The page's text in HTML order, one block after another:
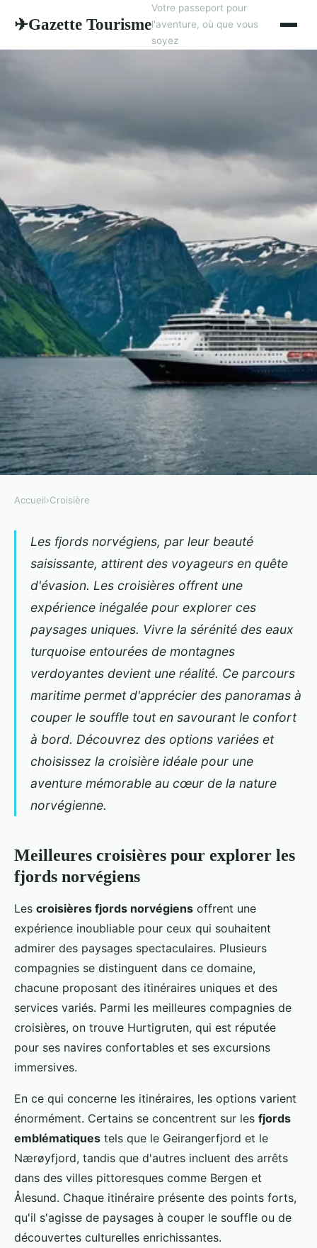
✈Gazette Tourisme
Votre passeport pour
l'aventure, où que vous
soyez
Les meilleures croisières pour
découvrir les fjords norvégiens
Accueil›Croisière
Les fjords norvégiens, par leur beauté
saisissante, attirent des voyageurs en quête
d'évasion. Les croisières offrent une
expérience inégalée pour explorer ces
paysages uniques. Vivre la sérénité des eaux
turquoise entourées de montagnes
verdoyantes devient une réalité. Ce parcours
maritime permet d'apprécier des panoramas à
couper le souffle tout en savourant le confort
à bord. Découvrez des options variées et
choisissez la croisière idéale pour une
aventure mémorable au cœur de la nature
norvégienne.
Meilleures croisières pour explorer les
fjords norvégiens
Les croisières fjords norvégiens offrent une
expérience inoubliable pour ceux qui souhaitent
admirer des paysages spectaculaires. Plusieurs
compagnies se distinguent dans ce domaine,
chacune proposant des itinéraires uniques et des
services variés. Parmi les meilleures compagnies de
croisières, on trouve Hurtigruten, qui est réputée
pour ses navires confortables et ses excursions
immersives.
En ce qui concerne les itinéraires, les options varient
énormément. Certains se concentrent sur les fjords
emblématiques tels que le Geirangerfjord et le
Nærøyfjord, tandis que d'autres incluent des arrêts
dans des villes pittoresques comme Bergen et
Ålesund. Chaque itinéraire présente des points forts,
qu'il s'agisse de paysages à couper le souffle ou de
découvertes culturelles enrichissantes.